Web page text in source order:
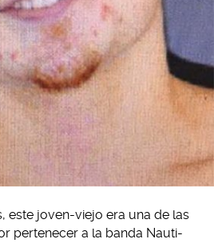
este joven-viejo era una de las
pertenecer a la banda Nauti-